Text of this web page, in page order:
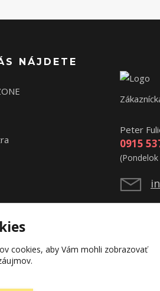
NÁJDETE
Peter
0915
cookies, aby Vám mohli zobrazovať